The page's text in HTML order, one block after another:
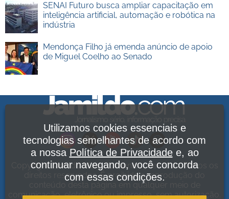
SENAI Futuro busca ampliar capacitação em
inteligência artificial, automação e robótica na
indústria
Mendonça Filho já emenda anúncio de apoio
de Miguel Coelho ao Senado
Copyright Jamildo Melo Comunicações Ltda. Todos os
direitos reservados. É proibida a reprodução do
conteúdo desta página em qualquer meio de
comunicação, eletrônico ou impresso, sem autorização.
Utilizamos cookies essenciais e
tecnologias semelhantes de acordo com
a nossa Política de Privacidadee, ao
continuar navegando, você concorda
com essas condições.